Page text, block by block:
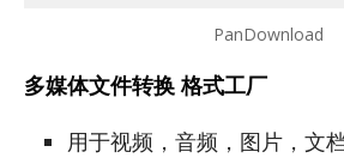
PanDownload
多媒体文件转换 格式工厂
用于视频，音频，图片，文